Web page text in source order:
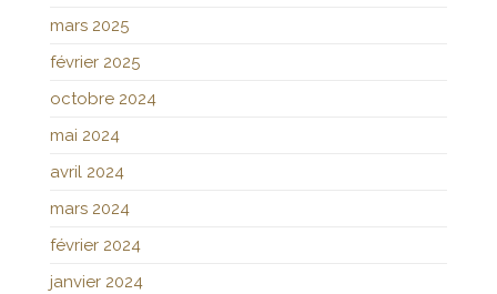
mars 2025
février 2025
octobre 2024
mai 2024
avril 2024
mars 2024
février 2024
janvier 2024